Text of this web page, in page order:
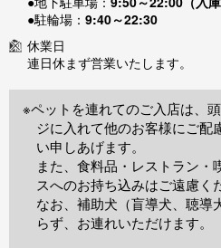
●駐輪場： 9:40～22:30
休業日
連日休まず営業いたします。
※ペットを連れてのご入店は、
ジに入れて他のお客様にご配
い申しあげます。
また、食料品・レストラン・
スへのお持ち込みはご遠慮く
なお、補助犬（盲導犬、聴導
らず、お連れいただけます。